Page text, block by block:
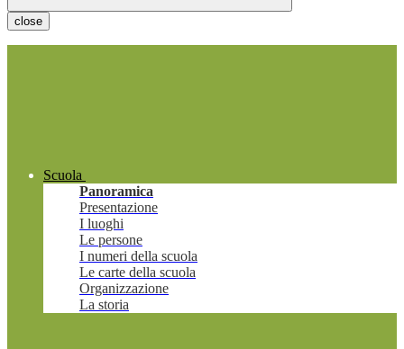
close
Scuola
Panoramica
Presentazione
I luoghi
Le persone
I numeri della scuola
Le carte della scuola
Organizzazione
La storia